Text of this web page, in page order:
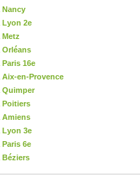
Nancy
Lyon 2e
Orléans
16e
en-Provence
Quimper
Poitiers
Amiens
Lyon 3e
6e
Béziers